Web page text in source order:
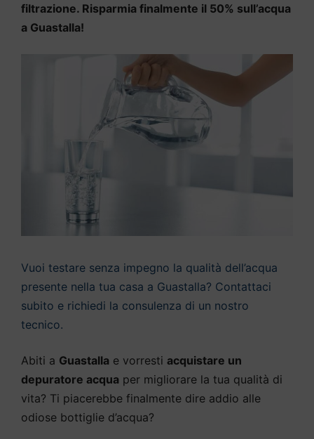
filtrazione. Risparmia finalmente il 50% sull’acqua
a Guastalla!
Vuoi testare senza impegno la qualità dell’acqua
presente nella tua casa a Guastalla? Contattaci
subito e richiedi la consulenza di un nostro
tecnico.
Abiti a Guastalla e vorresti acquistare un
depuratore acqua per migliorare la tua qualità di
vita? Ti piacerebbe finalmente dire addio alle
odiose bottiglie d’acqua?